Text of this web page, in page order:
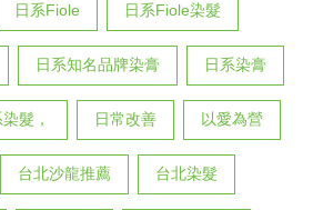
日系Fiole 日系Fiole染髮
日系知名品牌染膏 日系染膏
髮， 日常改善 以愛為營
台北沙龍推薦 台北染髮